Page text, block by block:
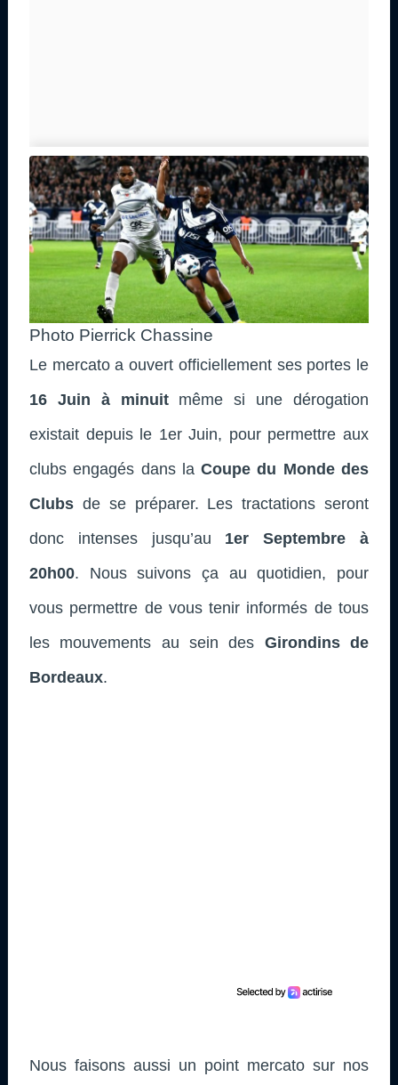
Photo Pierrick Chassine
Le mercato a ouvert officiellement ses portes le
16 Juin à minuitmême si une dérogation
existait depuis le 1er Juin, pour permettre aux
clubs engagés dans laCoupe du Monde des
Clubs de se préparer. Les tractations seront
donc intenses jusqu’au 1er Septembre
à
20h00.
Nous suivons ça au quotidien, pour
vous permettre de vous tenir informés de tous
les mouvements au sein des Girondins de
Bordeaux.
Nous faisons aussi un point mercato sur nos